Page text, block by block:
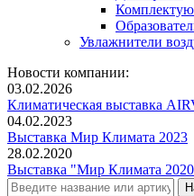
Увлажнители
Новости компании:
03.02.2026
Климатическая выставка
04.02.2023
Выставка Мир Климата 2023
28.02.2020
Выставка "Мир Климата